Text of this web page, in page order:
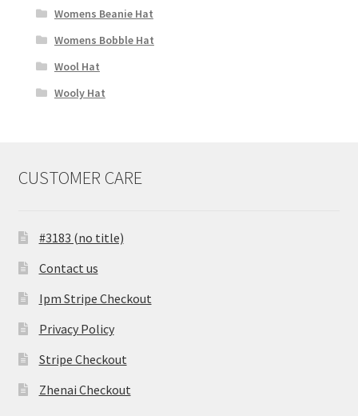
Womens Beanie Hat
Womens Bobble Hat
Wool Hat
Wooly Hat
CUSTOMER CARE
#3183 (no title)
Contact us
Ipm Stripe Checkout
Privacy Policy
Stripe Checkout
Zhenai Checkout